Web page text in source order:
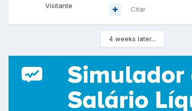
Visitante Citar
4 weeks later...